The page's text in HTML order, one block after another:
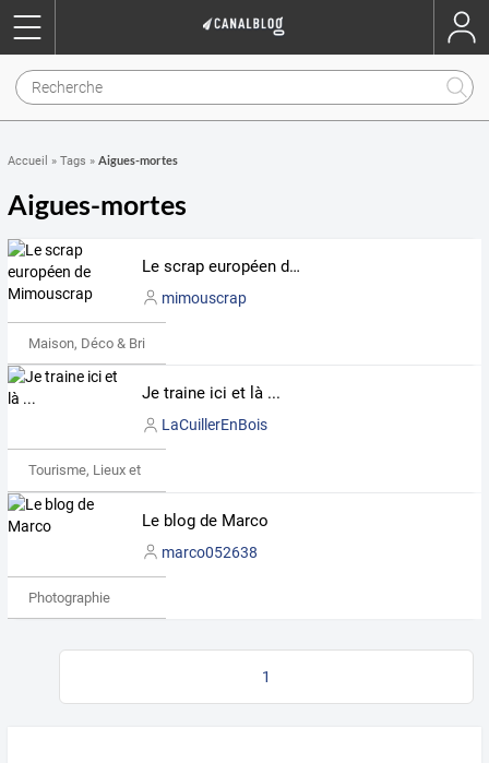
Accueil » Tags » Aigues-mortes
Aigues-mortes
Le scrap européen de Mimouscrap
mimouscrap
Maison, Déco & Bricolage
Je traine ici et là ...
LaCuillerEnBois
Tourisme, Lieux et Événements
Le blog de Marco
marco052638
Photographie
1